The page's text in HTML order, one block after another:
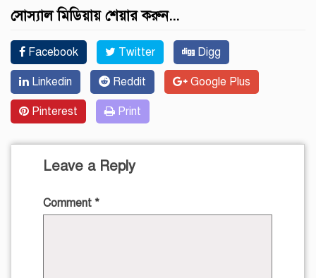
সোস্যাল মিডিয়ায় শেয়ার করুন...
Facebook Twitter Digg
Linkedin Reddit Google Plus
Pinterest Print
Leave a Reply
Comment *